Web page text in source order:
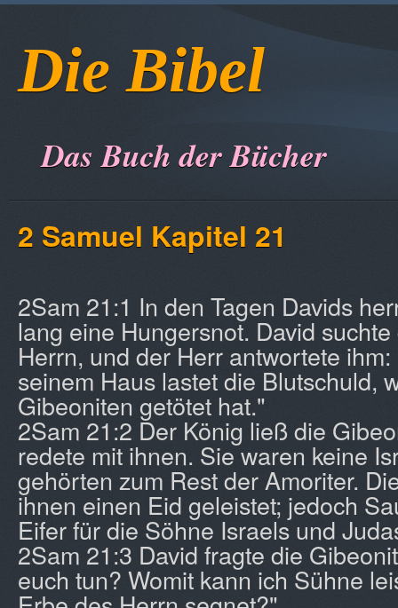
Die Bibel
Das Buch der Bücher
2 Samuel Kapitel 21
2Sam 21:1 In den Tagen Davids
lang eine Hungersnot. David
Herrn, und der Herr antwortete
seinem Haus lastet die Blutschuld,
Gibeoniten getötet hat."
2Sam 21:2 Der König ließ die
redete mit ihnen. Sie waren keine
gehörten zum Rest der Amoriter.
ihnen einen Eid geleistet; jedoch
Eifer für die Söhne Israels und
2Sam 21:3 David fragte die
euch tun? Womit kann ich Sühne